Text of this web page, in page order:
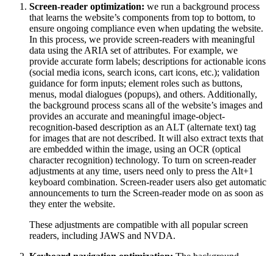
Screen-reader optimization: we run a background process
that learns the website’s components from top to bottom, to
ensure ongoing compliance even when updating the website.
In this process, we provide screen-readers with meaningful
data using the ARIA set of attributes. For example, we
provide accurate form labels; descriptions for actionable icons
(social media icons, search icons, cart icons, etc.); validation
guidance for form inputs; element roles such as buttons,
menus, modal dialogues (popups), and others. Additionally,
the background process scans all of the website’s images and
provides an accurate and meaningful image-object-
recognition-based description as an ALT (alternate text) tag
for images that are not described. It will also extract texts that
are embedded within the image, using an OCR (optical
character recognition) technology. To turn on screen-reader
adjustments at any time, users need only to press the Alt+1
keyboard combination. Screen-reader users also get automatic
announcements to turn the Screen-reader mode on as soon as
they enter the website.
These adjustments are compatible with all popular screen
readers, including JAWS and NVDA.